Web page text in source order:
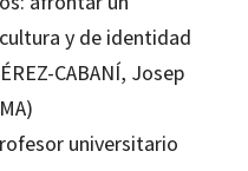
y de identidad
CABANÍ, Josep
universitario